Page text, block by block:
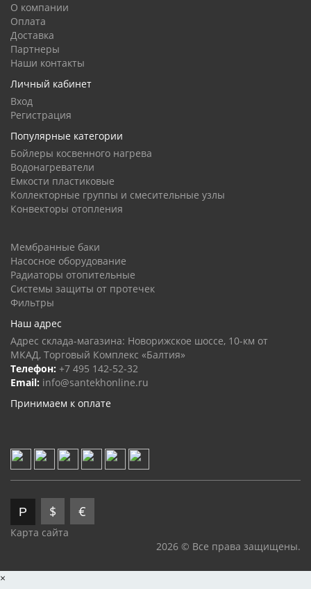
О компании
Оплата
Доставка
Партнеры
Наши контакты
Личный кабинет
Вход
Регистрация
Популярные категории
Бойлеры косвенного нагрева
Водонагреватели
Емкости пластиковые
Коллекторные группы и смесительные узлы
Конвекторы отопления
Мембранные баки
Насосное оборудование
Радиаторы отопительные
Системы защиты от протечек
Фильтры
Наш адрес
Адрес склада-магазина: Новорижское шоссе, 10-км от
МКАД, Торговый Комплекс «Балтия»
Телефон: +7 495 142-52-32
Email: info@santekhonline.ru
Принимаем к оплате
Р $ €
Карта сайта
2026 © Все права защищены.
×